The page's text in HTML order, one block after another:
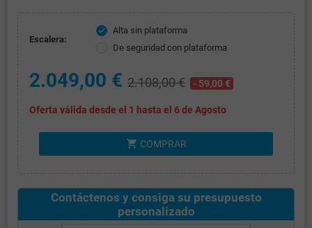
Escalera:
check
Alta sin plataforma
De seguridad con plataforma
2.049,00 € 2.108,00 € - 59,00 €
Oferta válida desde el 1 hasta el 6 de Agosto
shopping_cart COMPRAR
Contáctenos y consiga su presupuesto
personalizado